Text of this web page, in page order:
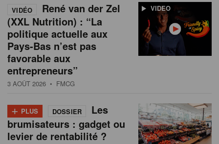
VIDEO
VIDÉO
René van der Zel
(XXL Nutrition) : “La
politique actuelle aux
Pays-Bas n’est pas
favorable aux
entrepreneurs”
3 AOÛT 2026 • FMCG
+ PLUS DOSSIER
Les
brumisateurs : gadget ou
levier de rentabilité ?